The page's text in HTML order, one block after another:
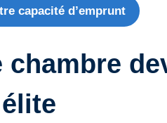
capacité d’emprunt